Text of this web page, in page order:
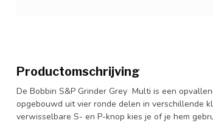
Productomschrijving
De Bobbin S&P Grinder Grey Multi is een
opgebouwd uit vier ronde delen in verschillende
verwisselbare S- en P-knop kies je of je hem